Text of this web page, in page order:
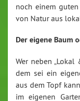
noch einem
von Natur aus
Der eigene Baum
Wer neben
dem sei ein
aus dem Topf
im eigenen